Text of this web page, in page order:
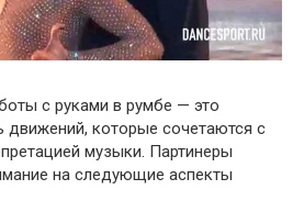
с руками в румбе — это
движений, которые сочетаются с
музыки. Партинеры
на следующие аспекты